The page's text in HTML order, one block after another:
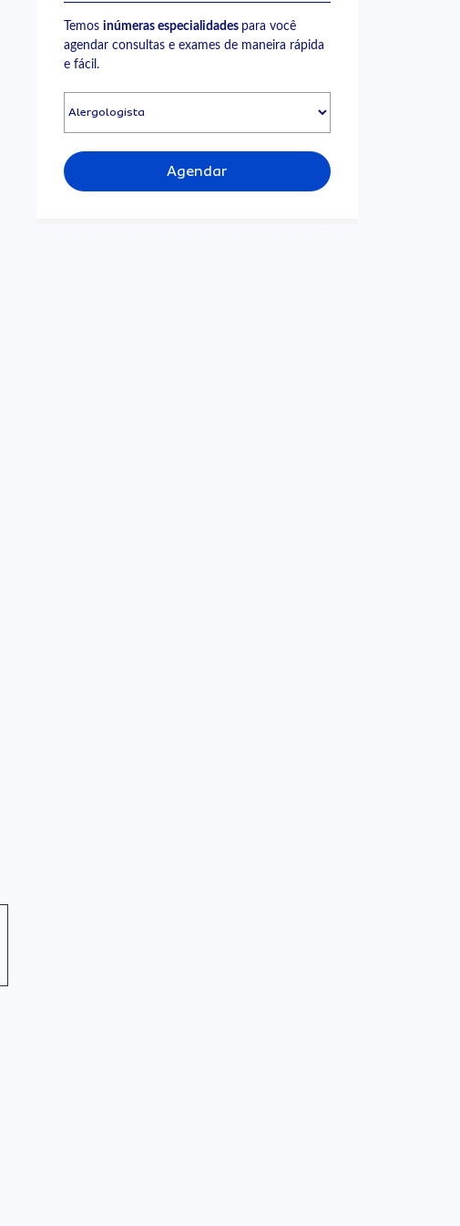
Temos inúmeras especialidades para você
agendar consultas e exames de maneira rápida
e fácil.
Agendar